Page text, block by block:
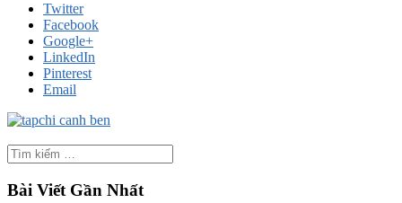
Twitter
Facebook
Google+
LinkedIn
Pinterest
Email
Bài Viết Gần Nhất